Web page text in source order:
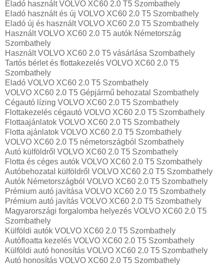
Eladó használt VOLVO XC60 2.0 T5 Szombathely
Eladó használt és új VOLVO XC60 2.0 T5 Szombathely
Eladó új és használt VOLVO XC60 2.0 T5 Szombathely
Használt VOLVO XC60 2.0 T5 autók Németország
Szombathely
Használt VOLVO XC60 2.0 T5 vásárlása Szombathely
Tartós bérlet és flottakezelés VOLVO XC60 2.0 T5
Szombathely
Eladó VOLVO XC60 2.0 T5 Szombathely
VOLVO XC60 2.0 T5 Gépjármű behozatal‎ Szombathely
Cégautó lízing VOLVO XC60 2.0 T5 Szombathely
Flottakezelés cégautó VOLVO XC60 2.0 T5 Szombathely
Flottaajánlatok VOLVO XC60 2.0 T5 Szombathely
Flotta ajánlatok VOLVO XC60 2.0 T5 Szombathely
VOLVO XC60 2.0 T5 németországból Szombathely
Autó külföldről VOLVO XC60 2.0 T5 Szombathely
Flotta és céges autók VOLVO XC60 2.0 T5 Szombathely
Autóbehozatal külföldről VOLVO XC60 2.0 T5 Szombathely
Autók Németországból‎ VOLVO XC60 2.0 T5 Szombathely
Prémium autó javítása VOLVO XC60 2.0 T5 Szombathely
Prémium autó javítás VOLVO XC60 2.0 T5 Szombathely
Magyarországi forgalomba helyezés VOLVO XC60 2.0 T5
Szombathely
Külföldi autók‎ VOLVO XC60 2.0 T5 Szombathely
Autófloatta kezelés VOLVO XC60 2.0 T5 Szombathely
Külföldi autó honosítás VOLVO XC60 2.0 T5 Szombathely
Autó honosítás VOLVO XC60 2.0 T5 Szombathely